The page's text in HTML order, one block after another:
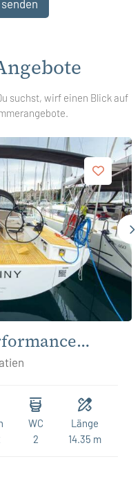
suchst, wirf einen Blick auf
WC
2
Länge
14.35 m